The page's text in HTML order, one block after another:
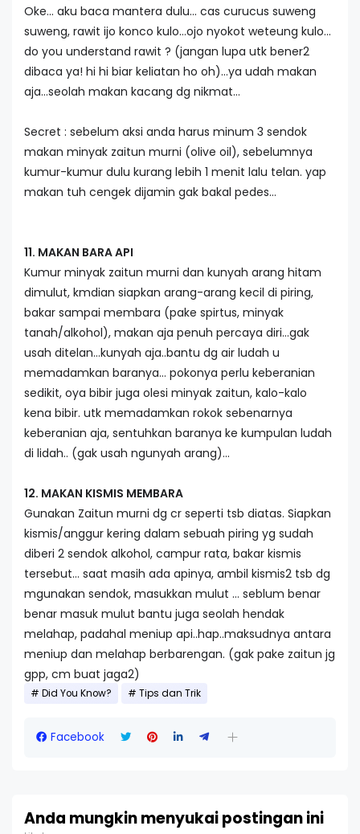
Oke… aku baca mantera dulu… cas curucus suweng
suweng, rawit ijo konco kulo…ojo nyokot weteung kulo…
do you understand rawit ? (jangan lupa utk bener2
dibaca ya! hi hi biar keliatan ho oh)…ya udah makan
aja…seolah makan kacang dg nikmat…
Secret : sebelum aksi anda harus minum 3 sendok
makan minyak zaitun murni (olive oil), sebelumnya
kumur-kumur dulu kurang lebih 1 menit lalu telan. yap
makan tuh cengek dijamin gak bakal pedes…
11. MAKAN BARA API
Kumur minyak zaitun murni dan kunyah arang hitam
dimulut, kmdian siapkan arang-arang kecil di piring,
bakar sampai membara (pake spirtus, minyak
tanah/alkohol), makan aja penuh percaya diri…gak
usah ditelan…kunyah aja..bantu dg air ludah u
memadamkan baranya… pokonya perlu keberanian
sedikit, oya bibir juga olesi minyak zaitun, kalo-kalo
kena bibir. utk memadamkan rokok sebenarnya
keberanian aja, sentuhkan baranya ke kumpulan ludah
di lidah.. (gak usah ngunyah arang)…
12. MAKAN KISMIS MEMBARA
Gunakan Zaitun murni dg cr seperti tsb diatas. Siapkan
kismis/anggur kering dalam sebuah piring yg sudah
diberi 2 sendok alkohol, campur rata, bakar kismis
tersebut… saat masih ada apinya, ambil kismis2 tsb dg
mgunakan sendok, masukkan mulut … seblum benar
benar masuk mulut bantu juga seolah hendak
melahap, padahal meniup api..hap..maksudnya antara
meniup dan melahap berbarengan. (gak pake zaitun jg
gpp, cm buat jaga2)
Did You Know? Tips dan Trik
Facebook
Anda mungkin menyukai postingan ini